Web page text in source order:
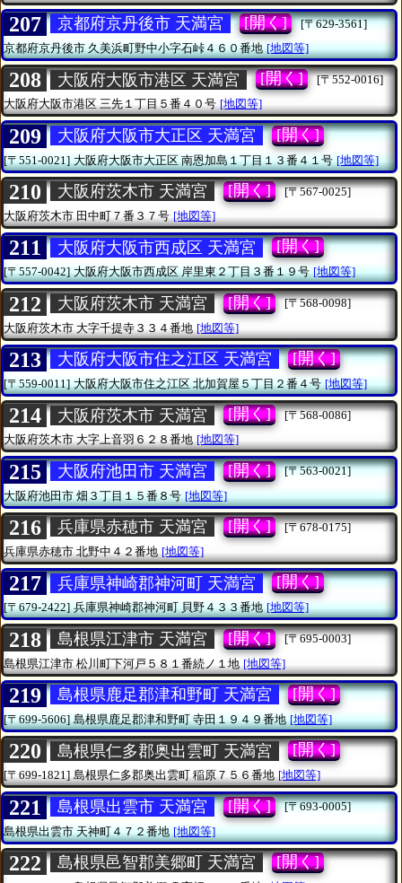
207 京都府京丹後市 天満宮 [開く]
[〒629-3561]
京都府京丹後市久美浜町野中小字石峠４６０番地 [地図等]
208 大阪府大阪市港区 天満宮 [開く]
[〒552-0016]
大阪府大阪市港区三先１丁目５番４０号 [地図等]
209 大阪府大阪市大正区 天満宮 [開く]
[〒551-0021] 大阪府大阪市大正区南恩加島１丁目１３番４１号 [地図等]
210 大阪府茨木市 天満宮 [開く]
[〒567-0025]
大阪府茨木市 田中町７番３７号 [地図等]
211 大阪府大阪市西成区 天満宮 [開く]
[〒557-0042] 大阪府大阪市西成区岸里東２丁目３番１９号 [地図等]
212 大阪府茨木市 天満宮 [開く]
[〒568-0098]
大阪府茨木市 大字千提寺３３４番地 [地図等]
213 大阪府大阪市住之江区 天満宮 [開く]
[〒559-0011] 大阪府大阪市住之江区北加賀屋５丁目２番４号 [地図等]
214 大阪府茨木市 天満宮 [開く]
[〒568-0086]
大阪府茨木市大字上音羽６２８番地 [地図等]
215 大阪府池田市 天満宮 [開く]
[〒563-0021]
大阪府池田市畑３丁目１５番８号 [地図等]
216 兵庫県赤穂市 天満宮 [開く]
[〒678-0175]
兵庫県赤穂市 北野中４２番地 [地図等]
217 兵庫県神崎郡神河町 天満宮 [開く]
[〒679-2422] 兵庫県神崎郡神河町貝野４３３番地 [地図等]
218 島根県江津市 天満宮 [開く]
[〒695-0003]
島根県江津市 松川町下河戸５８１番続ノ１地 [地図等]
219 島根県鹿足郡津和野町 天満宮 [開く]
[〒699-5606] 島根県鹿足郡津和野町寺田１９４９番地 [地図等]
220 島根県仁多郡奥出雲町 天満宮 [開く]
[〒699-1821] 島根県仁多郡奥出雲町稲原７５６番地 [地図等]
221 島根県出雲市 天満宮 [開く]
[〒693-0005]
島根県出雲市天神町４７２番地 [地図等]
222 島根県邑智郡美郷町 天満宮 [開く]